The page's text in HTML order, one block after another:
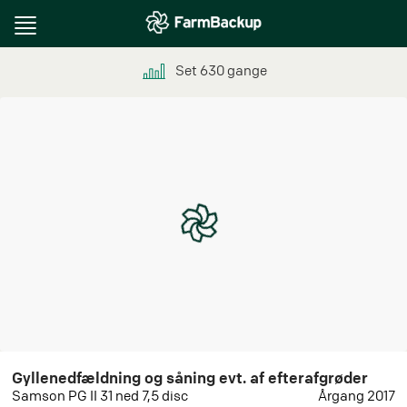
Toggle
Set 630gange
Gyllenedfældning og såning evt. af efterafgrøder
Samson PG II 31 ned 7,5 disc
Årgang 2017